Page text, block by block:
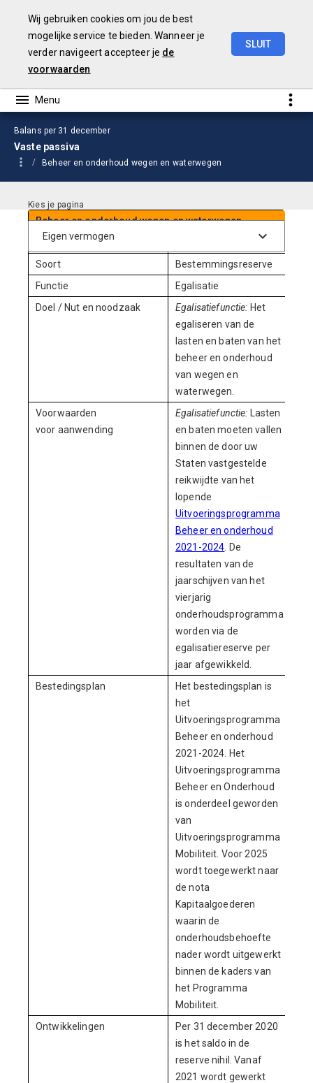
Wij gebruiken cookies om jou de best
mogelijke service te bieden. Wanneer je
verder navigeert accepteer je de
voorwaarden
SLUIT
Balans per 31 december
Vaste passiva
Beheer en onderhoud wegen en waterwegen
Beheer en onderhoud wegen en waterwegen
Ingesteld per
Soort
Bestemmingsreserve
Functie
Egalisatie
Doel / Nut en noodzaak
Egalisatiefunctie: Het
egaliseren van de
lasten en baten van het
beheer en onderhoud
van wegen en
waterwegen.
Voorwaarden
voor aanwending
Egalisatiefunctie:
Lasten
en baten moeten vallen
binnen de door uw
Staten vastgestelde
reikwijdte van het
lopende
Uitvoeringsprogramma
Beheer en onderhoud
2021-2024 . De
resultaten van de
jaarschijven van het
vierjarig
onderhoudsprogramma
worden via de
egalisatiereserve per
jaar afgewikkeld.
Bestedingsplan
Het bestedingsplan is
het
Uitvoeringsprogramma
Beheer en onderhoud
2021-2024. Het
Uitvoeringsprogramma
Beheer en Onderhoud
is onderdeel geworden
van
Uitvoeringsprogramma
Mobiliteit. Voor 2025
wordt toegewerkt naar
de nota
Kapitaalgoederen
waarin de
onderhoudsbehoefte
nader wordt uitgewerkt
binnen de kaders van
het Programma
Mobiliteit.
Ontwikkelingen
Per 31 december 2020
is het saldo in de
reserve nihil. Vanaf
2021 wordt gewerkt